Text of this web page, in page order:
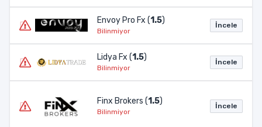
Envoy Pro Fx (1.5)
Bilinmiyor
İncele
Lidya Fx (1.5)
Bilinmiyor
İncele
Finx Brokers (1.5)
Bilinmiyor
İncele